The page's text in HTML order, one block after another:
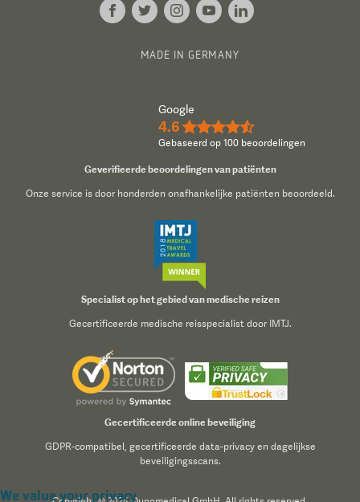
MADE IN GERMANY
Google
4.6 ★★★★½
Gebaseerd op 100 beoordelingen
Geverifieerde beoordelingen van patiënten
Onze service is door honderden onafhankelijke patiënten beoordeeld.
Specialist op het gebied van medische reizen
Gecertificeerde medische reisspecialist door IMTJ.
Gecertificeerde online beveiliging
GDPR-compatibel, gecertificeerde data-privacy en dagelijkse
beveiligingsscans.
We value your privacy